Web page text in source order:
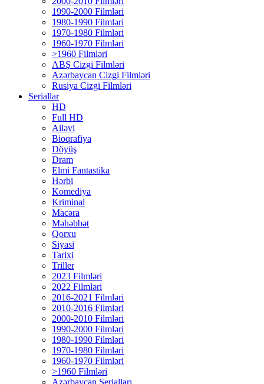
1990-2000 Filmləri
1980-1990 Filmləri
1970-1980 Filmləri
1960-1970 Filmləri
>1960 Filmləri
ABŞ Cizgi Filmləri
Azərbaycan Cizgi Filmləri
Rusiya Cizgi Filmləri
Seriallar
HD
Full HD
Ailəvi
Bioqrafiya
Döyüş
Dram
Elmi Fantastika
Hərbi
Komediya
Kriminal
Macəra
Məhəbbət
Qorxu
Siyasi
Tarixi
Triller
2023 Filmləri
2022 Filmləri
2016-2021 Filmləri
2010-2016 Filmləri
2000-2010 Filmləri
1990-2000 Filmləri
1980-1990 Filmləri
1970-1980 Filmləri
1960-1970 Filmləri
>1960 Filmləri
Azərbaycan Serialları